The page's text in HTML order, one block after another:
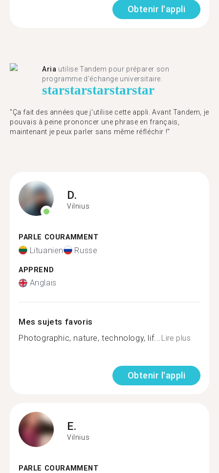
Obtenir l'appli
Aria utilise Tandem pour préparer son
programme d'échange universitaire.
starstarstarstarstar
"Ça fait des années que j'utilise cette appli. Avant Tandem, je
pouvais à peine prononcer une phrase en français,
maintenant je peux parler sans même réfléchir !"
D.
Vilnius
PARLE COURAMMENT
Lituanien Russe
APPREND
Anglais
Mes sujets favoris
Photographic, nature, technology, lif...Lire plus
Obtenir l'appli
E.
Vilnius
PARLE COURAMMENT